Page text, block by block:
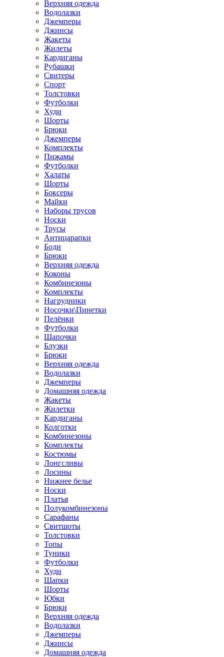
Верхняя одежда
Водолазки
Джемперы
Джинсы
Жакеты
Жилеты
Кардиганы
Рубашки
Свитеры
Спорт
Толстовки
Футболки
Худи
Шорты
Брюки
Джемперы
Комплекты
Пижамы
Футболки
Халаты
Шорты
Боксеры
Майки
Наборы трусов
Носки
Трусы
Антицарапки
Боди
Брюки
Верхняя одежда
Коконы
Комбинезоны
Комплекты
Нагрудники
Носочки\Пинетки
Пелёнки
Футболки
Шапочки
Блузки
Брюки
Верхняя одежда
Водолазки
Джемперы
Домашняя одежда
Жакеты
Жилетки
Кардиганы
Колготки
Комбинезоны
Комплекты
Костюмы
Лонгсливы
Лосины
Нижнее белье
Носки
Платья
Полукомбинезоны
Сарафаны
Свитшоты
Толстовки
Топы
Туники
Футболки
Худи
Шапки
Шорты
Юбки
Брюки
Верхняя одежда
Водолазки
Джемперы
Джинсы
Домашняя одежда